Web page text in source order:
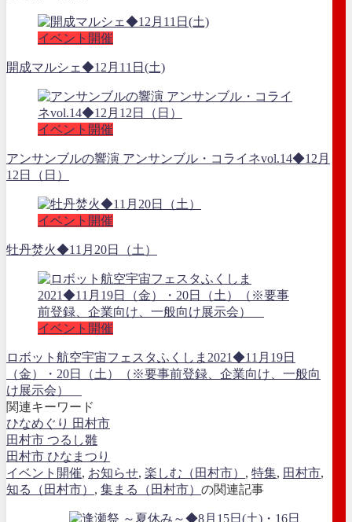
イベント開催
開成マルシェ◆12月11日(土)
イベント開催
アンサンブルの響演 アンサンブル・コライネvol.14◆12月
12日（日）
イベント開催
牡丹焚火◆11月20日（土）
イベント開催
ロボット航空宇宙フェスタふくしま2021◆11月19日
（金）・20日（土）（※要事前登録、企業向け、一般向
け展示会）
関連キーワード
ひなめぐり 田村市
田村市 つるし雛
田村市 ひなまつり
イベント開催, お知らせ, 楽しむ（田村市） , 特集, 田村市,
知る（田村市） , 集まる（田村市） の関連記事